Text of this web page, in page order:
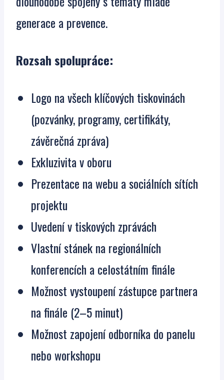
generace a prevence.
Rozsah spolupráce:
Logo na všech klíčových tiskovinách
(pozvánky, programy, certifikáty,
závěrečná zpráva)
Exkluzivita v oboru
Prezentace na webu a sociálních sítích
projektu
Uvedení v tiskových zprávách
Vlastní stánek na regionálních
konferencích a celostátním finále
Možnost vystoupení zástupce partnera
na finále (2–5 minut)
Možnost zapojení odborníka do panelu
nebo workshopu